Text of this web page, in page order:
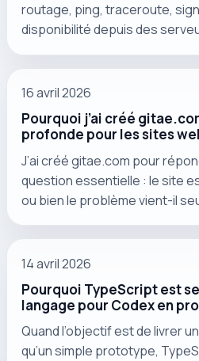
routage, ping, traceroute,
disponibilité depuis des
16 avril 2026
Pourquoi j’ai créé
profonde pour les sites
J’ai créé gitae.com pour
question essentielle : le site
ou bien le problème vient-il
14 avril 2026
Pourquoi TypeScript est
langage pour Codex en
Quand l’objectif est de livrer
qu’un simple prototype,